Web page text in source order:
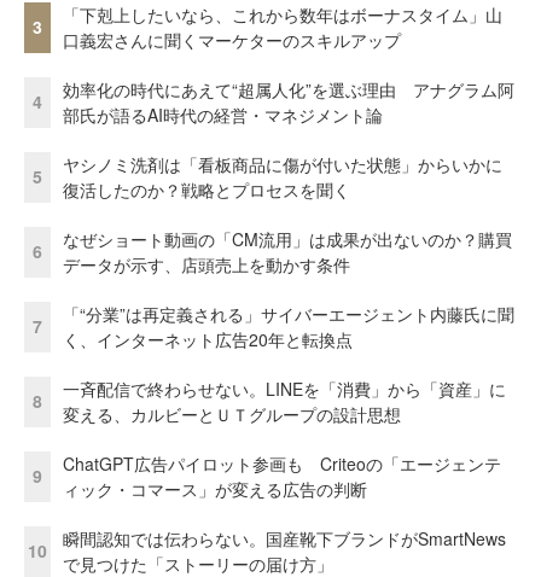
3
「下剋上したいなら、これから数年はボーナスタイム」山
口義宏さんに聞くマーケターのスキルアップ
4
効率化の時代にあえて“超属人化”を選ぶ理由 アナグラム阿
部氏が語るAI時代の経営・マネジメント論
5
ヤシノミ洗剤は「看板商品に傷が付いた状態」からいかに
復活したのか？戦略とプロセスを聞く
6
なぜショート動画の「CM流用」は成果が出ないのか？購買
データが示す、店頭売上を動かす条件
7
「“分業”は再定義される」サイバーエージェント内藤氏に聞
く、インターネット広告20年と転換点
8
一斉配信で終わらせない。LINEを「消費」から「資産」に
変える、カルビーとＵＴグループの設計思想
9
ChatGPT広告パイロット参画も Criteoの「エージェンテ
ィック・コマース」が変える広告の判断
10
瞬間認知では伝わらない。国産靴下ブランドがSmartNews
で見つけた「ストーリーの届け方」